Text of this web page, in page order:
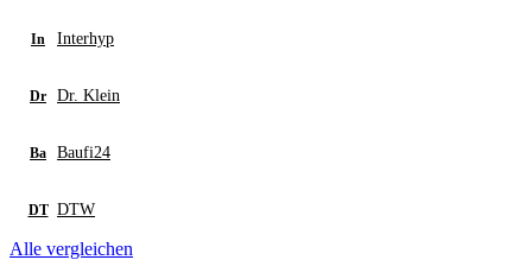
In Interhyp
Dr Dr. Klein
Ba Baufi24
DT DTW
Alle vergleichen